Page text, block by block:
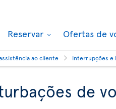
Reservar Ofertas de
ao cliente Interrupções e
de